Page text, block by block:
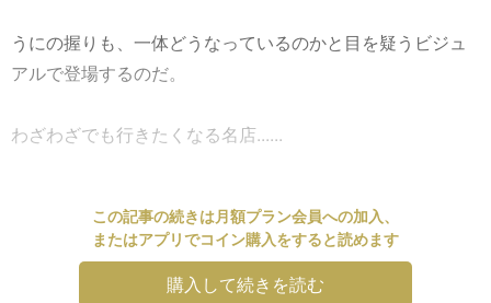
うにの握りも、一体どうなっているのかと目を疑うビジュ
アルで登場するのだ。
わざわざでも行きたくなる名店......
この記事の続きは月額プラン会員への加入、
またはアプリでコイン購入をすると読めます
購入して続きを読む